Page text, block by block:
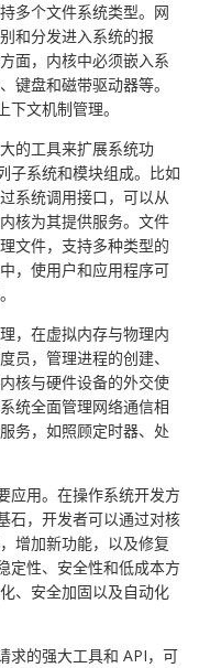
多个文件系统类型。网
和分发进入系统的报
面，内核中必须嵌入系
键盘和磁带驱动器等。
文机制管理。
的工具来扩展系统功
子系统和模块组成。比如
系统调用接口，可以从
核为其提供服务。文件
文件，支持多种类型的
，使用户和应用程序可
，在虚拟内存与物理内
员，管理进程的创建、
核与硬件设备的外交使
统全面管理网络通信相
务，如照顾定时器、处
应用。在操作系统开发方
石，开发者可以通过对核
增加新功能，以及修复
定性、安全性和低成本方
、安全加固以及自动化
求的强大工具和 API，可